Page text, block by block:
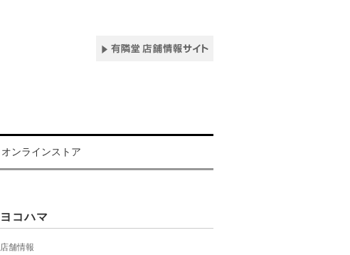
オンラインストア
ヨコハマ
店舗情報